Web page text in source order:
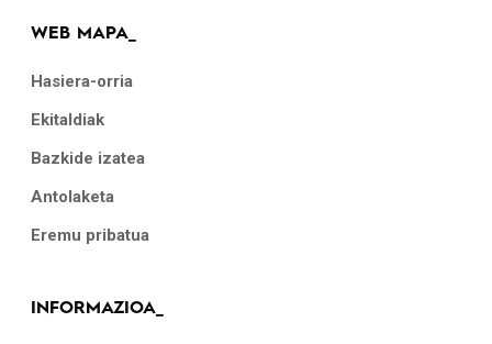
WEB MAPA_
Hasiera-orria
Ekitaldiak
Bazkide izatea
Antolaketa
Eremu pribatua
INFORMAZIOA_